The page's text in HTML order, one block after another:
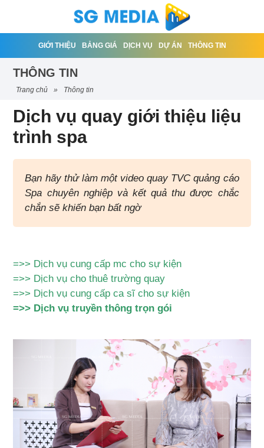
GIỚI THIỆU BẢNG GIÁ DỊCH VỤ DỰ ÁN THÔNG TIN
THÔNG TIN
trang chủ » thông tin
Dịch vụ quay giới thiệu liệu
trình spa
Bạn hãy thử làm một video quay TVC quảng cáo
Spa chuyên nghiệp và kết quả thu được chắc
chắn sẽ khiến bạn bất ngờ
=>> Dịch vụ cung cấp mc cho sự kiện
=>> Dịch vụ cho thuê trường quay
=>> Dịch vụ cung cấp ca sĩ cho sự kiện
=>> Dịch vụ truyền thông trọn gói